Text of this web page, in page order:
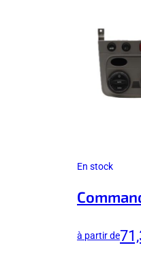
En stock
à partir de